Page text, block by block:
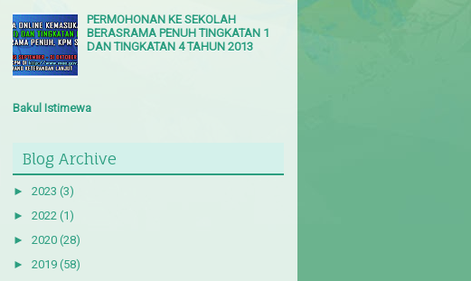
PERMOHONAN KE SEKOLAH
BERASRAMA PENUH TINGKATAN 1
DAN TINGKATAN 4 TAHUN 2013
Bakul Istimewa
Blog Archive
► 2023 (3)
► 2022 (1)
► 2020 (28)
► 2019 (58)